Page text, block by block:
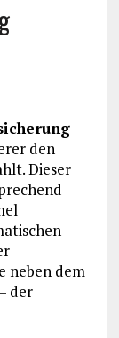
den
Dieser
neben dem
der